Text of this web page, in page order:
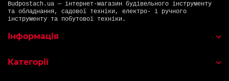
Budpostach.ua — інтернет-магазин будівельного інструменту
та обладнання, садової техніки, електро- і ручного
інструменту та побутової техніки.
Інформація
Категорії